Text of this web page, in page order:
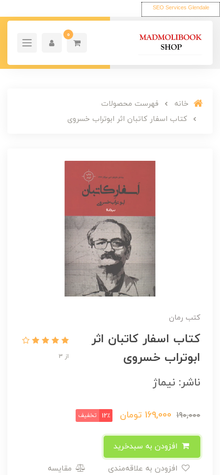
SEO Services Glendale
0
خانه
فهرست محصولات
کتاب اسفار کاتبان اثر ابوتراب خسروی
کتب رمان
کتاب اسفار کاتبان اثر
ابوتراب خسروی
از 3
ناشر: نیماژ
190,000
169,000 تومان 12٪ تخفیف
مقایسه